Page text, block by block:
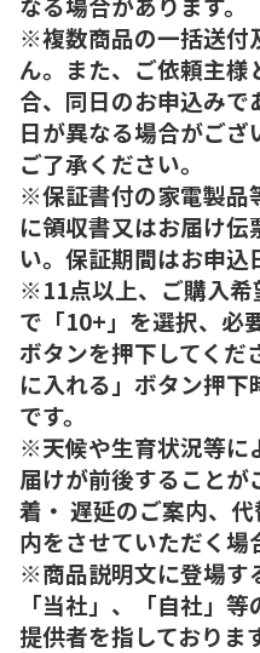
※複数商品の一括送付
ん。また、ご依頼主
合、同日のお申込みで
日が異なる場合がござ
ご了承ください。
※保証書付の家電製品
に領収書又はお届け伝
い。保証期間はお申込
※11点以上、ご購入希
で「10+」を選択、必
ボタンを押下してくだ
に入れる」ボタン押
です。
※天候や生育状況等に
届けが前後することが
着・ 遅延のご案内、
内をさせていただく場
※商品説明文に登場す
「当社」、「自社」
提供者を指しておりま